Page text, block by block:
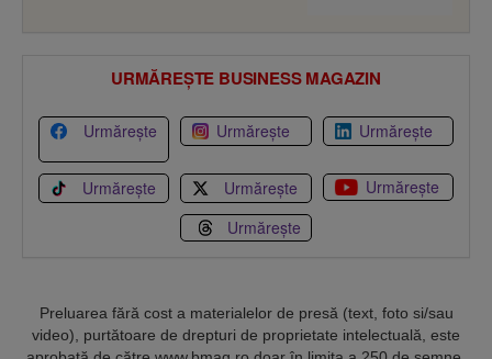
URMĂREȘTE BUSINESS MAGAZIN
Urmărește Urmărește Urmărește
Urmărește Urmărește
Urmărește
Urmărește
Preluarea fără cost a materialelor de presă (text, foto si/sau
video), purtătoare de drepturi de proprietate intelectuală, este